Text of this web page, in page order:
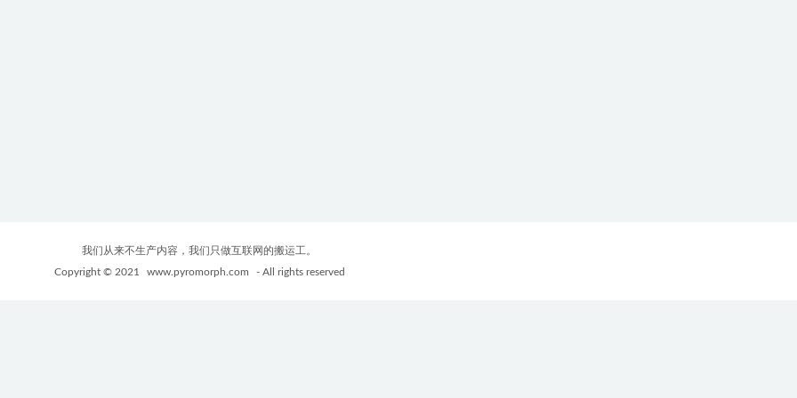
我们从来不生产内容，我们只做互联网的搬运工。
Copyright © 2021
www.pyromorph.com - All rights reserved